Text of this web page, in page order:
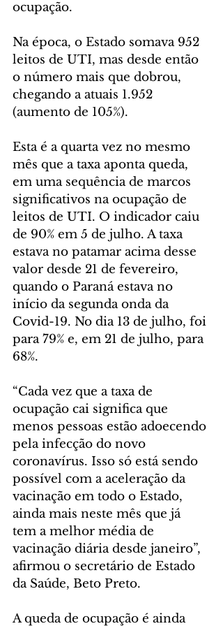
ocupação.
Na época, o Estado somava 952
leitos de UTI, mas desde então
o número mais que dobrou,
chegando a atuais 1.952
(aumento de 105%).
Esta é a quarta vez no mesmo
mês que a taxa aponta queda,
em uma sequência de marcos
significativos na ocupação de
leitos de UTI. O indicador caiu
de 90% em 5 de julho. A taxa
estava no patamar acima desse
valor desde 21 de fevereiro,
quando o Paraná estava no
início da segunda onda da
Covid-19. No dia 13 de julho, foi
para 79% e, em 21 de julho, para
68%.
“Cada vez que a taxa de
ocupação cai significa que
menos pessoas estão adoecendo
pela infecção do novo
coronavírus. Isso só está sendo
possível com a aceleração da
vacinação em todo o Estado,
ainda mais neste mês que já
tem a melhor média de
vacinação diária desde janeiro”,
afirmou o secretário de Estado
da Saúde, Beto Preto.
A queda de ocupação é ainda